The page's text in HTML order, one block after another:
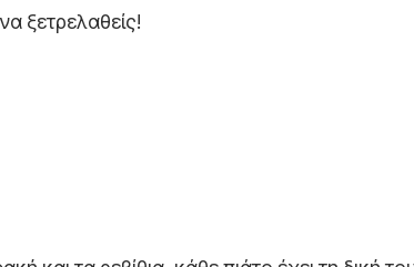
ξετρελαθείς!